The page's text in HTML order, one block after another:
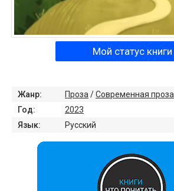
Мой статус книги
Жанр: Проза /Современная проза
Год:
2023
Язык:
Русский